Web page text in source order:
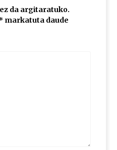
da argitaratuko.
markatuta daude